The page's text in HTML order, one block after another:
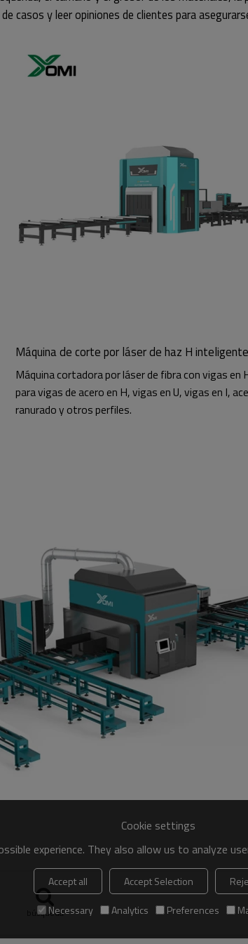
casos y leer opiniones de clientes para
Máquina de corte por láser de haz H inteligente
Máquina cortadora por láser de fibra con vigas en
para vigas de acero en H, vigas en U, vigas en I,
ranurado y otros perfiles.
prefabricados con estructura de acero.
búsqueda
Cookie settings
experience. They also allow us to analyze
Accept all Accept Selection
Necessary
Analytics Preferences